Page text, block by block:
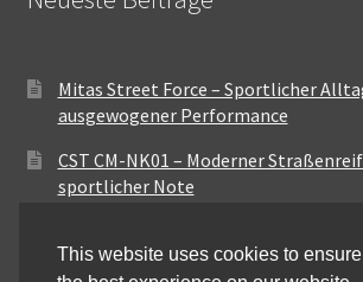
Mitas Street Force – Sportlicher
ausgewogener Performance
CST CM-NK01 – Moderner
sportlicher Note
Maxxis MA-ST3 – Ausgewogener
für vielseitige Einsätze
This website uses cookies to